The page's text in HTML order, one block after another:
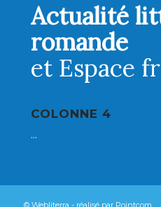
Actualité
romande
et Espace
COLONNE 4
...